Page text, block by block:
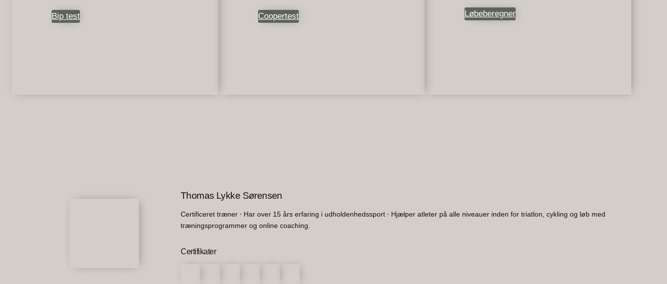
Bip test Coopertest Løbeberegner
Thomas Lykke Sørensen
Certificeret træner ⋅ Har over 15 års erfaring i udholdenhedssport ⋅ Hjælper atleter på alle niveauer inden for triatlon, cykling og løb med
træningsprogrammer og online coaching.
Certifikater